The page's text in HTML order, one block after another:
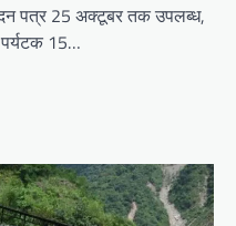
पत्र 25 अक्टूबर तक उपलब्ध,
15…